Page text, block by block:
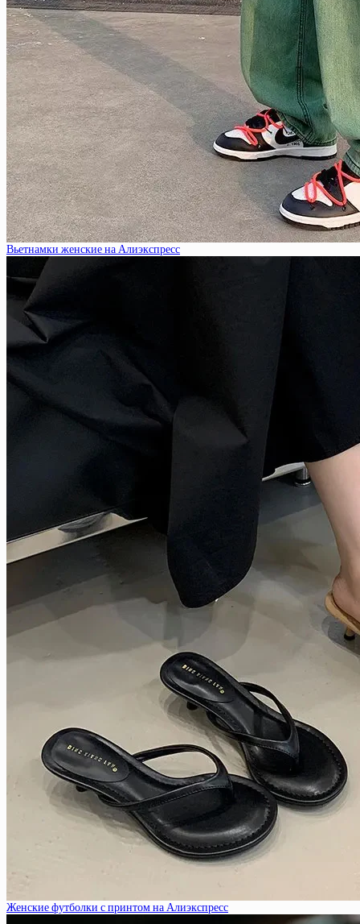
Вьетнамки женские на Алиэкспресс
Женские футболки с принтом на Алиэкспресс